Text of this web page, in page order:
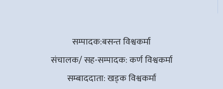
सम्पादक:बसन्त विश्वकर्मा
संचालक/ सह-सम्पादक: कर्ण विश्वकर्मा
सम्बाददाता: खड्क विश्वकर्मा